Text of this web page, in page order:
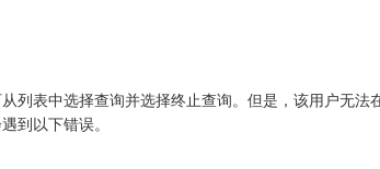
列表中选择查询并选择终止查询。但是，该用户无法
到以下错误。